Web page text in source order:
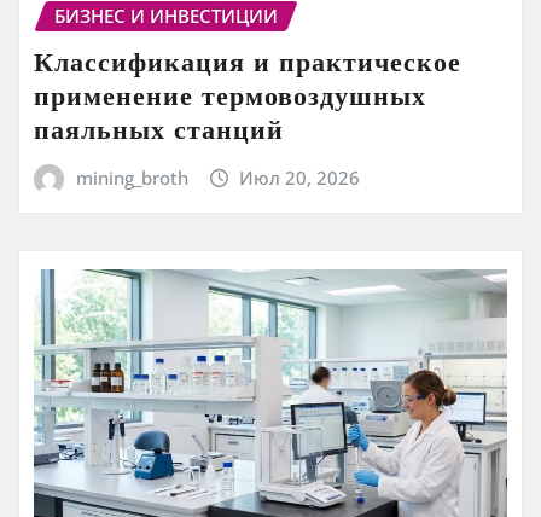
БИЗНЕС И ИНВЕСТИЦИИ
Классификация и практическое
применение термовоздушных
паяльных станций
mining_broth Июл 20, 2026